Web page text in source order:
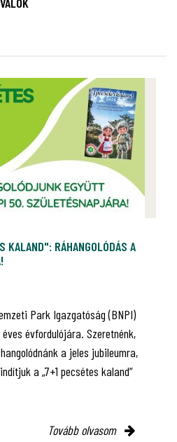
KALAND": RÁHANGOLÓDÁS A
Park Igazgatóság (BNPI)
évfordulójára. Szeretnénk,
a jeles jubileumra,
a „7+1 pecsétes kaland”
Tovább olvasom